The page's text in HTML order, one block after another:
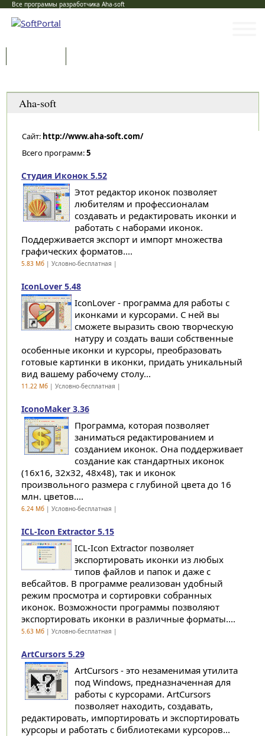
Все программы разработчика Aha-soft
Aha-soft
Сайт: http://www.aha-soft.com/
Всего программ:5
Студия Иконок 5.52
Этот редактор иконок позволяет
любителям и профессионалам
создавать и редактировать иконки и
работать с наборами иконок.
Поддерживается экспорт и импорт множества
графических форматов....
5.83 Мб| Условно-бесплатная |
IconLover 5.48
IconLover - программа для работы с
иконками и курсорами. С ней вы
сможете выразить свою творческую
натуру и создать ваши собственные
особенные иконки и курсоры, преобразовать
готовые картинки в иконки, придать уникальный
вид вашему рабочему столу...
11.22 Мб| Условно-бесплатная |
IconoMaker 3.36
Программа, которая позволяет
заниматься редактированием и
созданием иконок. Она поддерживает
создание как стандартных иконок
(16x16, 32x32, 48x48), так и иконок
произвольного размера с глубиной цвета до 16
млн. цветов....
6.24 Мб| Условно-бесплатная |
ICL-Icon Extractor 5.15
ICL-Icon Extractor позволяет
экспортировать иконки из любых
типов файлов и папок и даже с
вебсайтов. В программе реализован удобный
режим просмотра и сортировки собранных
иконок. Возможности программы позволяют
экспортировать иконки в различные форматы....
5.63 Мб| Условно-бесплатная |
ArtCursors 5.29
ArtCursors - это незаменимая утилита
под Windows, предназначенная для
работы с курсорами. ArtCursors
позволяет находить, создавать,
редактировать, импортировать и экспортировать
курсоры и работать с библиотеками курсоров...